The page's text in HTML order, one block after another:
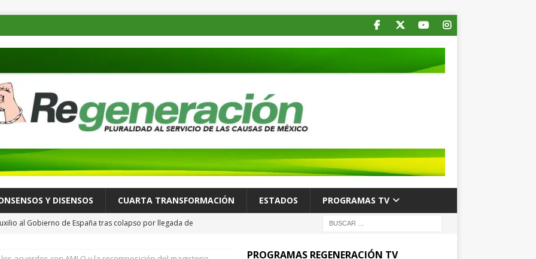
Y DISENSOS CUARTA TRANSFORMACIÓN ESTADOS PROGRAMAS TV
al Gobierno de España tras colapso por llegada de
PROGRAMAS REGENERACIÓN TV